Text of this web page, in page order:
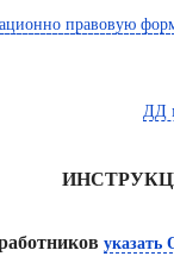
правовую
ДД
работниковуказать